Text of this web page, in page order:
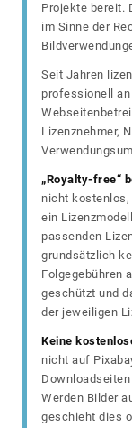
Projekte bereit.
im Sinne der
Seit Jahren
professionell an
Lizenznehmer,
„Royalty-free“
nicht kostenlos,
ein
passenden
grundsätzlich
Folgegebühren
geschützt und
der jeweiligen
Keine
nicht auf
Werden Bilder
geschieht dies